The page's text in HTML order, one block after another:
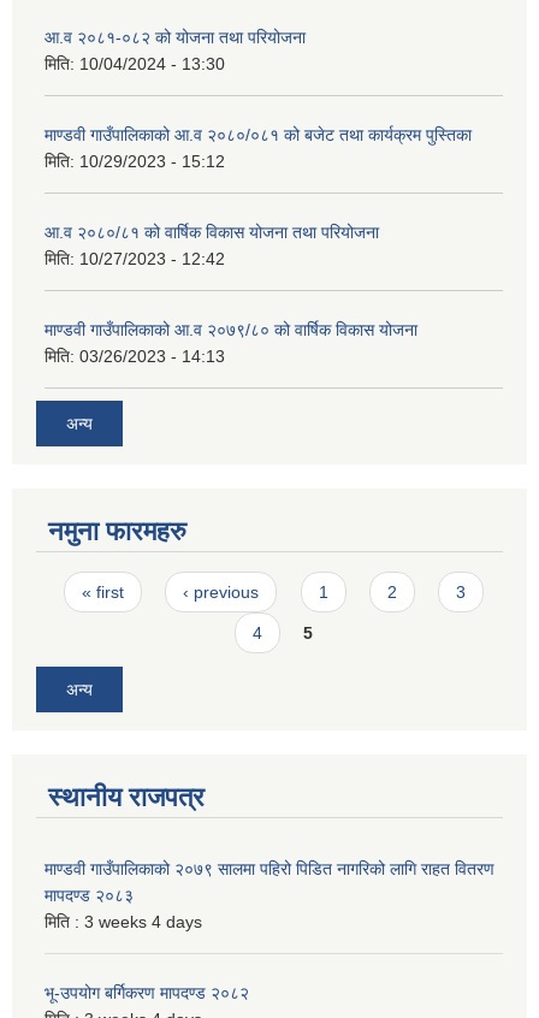
आ.व २०८१-०८२ को योजना तथा परियोजना
मिति: 10/04/2024 - 13:30
माण्डवी गाउँपालिकाको आ.व २०८०/०८१ को बजेट तथा कार्यक्रम पुस्तिका
मिति: 10/29/2023 - 15:12
आ.व २०८०/८१ को वार्षिक विकास योजना तथा परियोजना
मिति: 10/27/2023 - 12:42
माण्डवी गाउँपालिकाको आ.व २०७९/८० को वार्षिक विकास योजना
मिति: 03/26/2023 - 14:13
अन्य
नमुना फारमहरु
Pages
« first ‹ previous 1 2 3
4 5
अन्य
स्थानीय राजपत्र
माण्डवी गाउँपालिकाको २०७९ सालमा पहिरो पिडित नागरिको लागि राहत वितरण
मापदण्ड २०८३
मिति : 3 weeks 4 days
भू-उपयोग बर्गिकरण मापदण्ड २०८२